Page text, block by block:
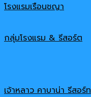
โรงแรมเรือนชญา
กลุ่มโรงแรม & รีสอร์ต
เจ้าหลาว คาบาน่า รีสอร์ท